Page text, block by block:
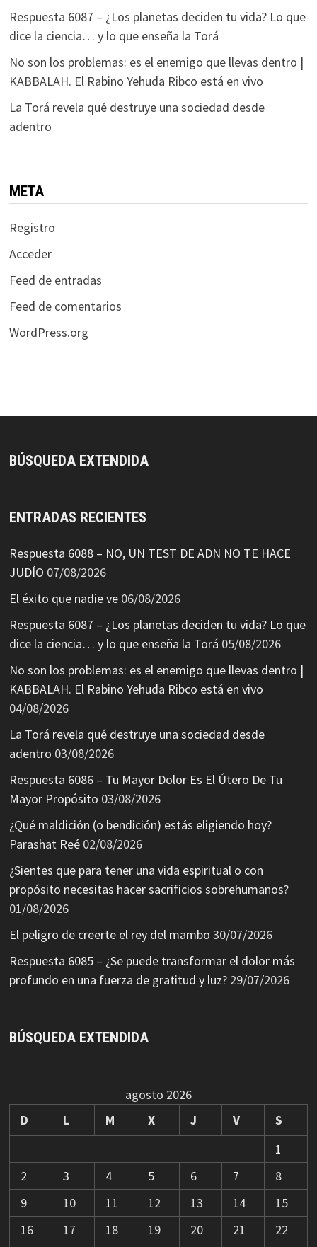
Respuesta 6087 – ¿Los planetas deciden tu vida? Lo que
dice la ciencia… y lo que enseña la Torá
No son los problemas: es el enemigo que llevas dentro |
KABBALAH. El Rabino Yehuda Ribco está en vivo
La Torá revela qué destruye una sociedad desde
adentro
META
Registro
Acceder
Feed de entradas
Feed de comentarios
WordPress.org
BÚSQUEDA EXTENDIDA
ENTRADAS RECIENTES
Respuesta 6088 – NO, UN TEST DE ADN NO TE HACE
JUDÍO 07/08/2026
El éxito que nadie ve 06/08/2026
Respuesta 6087 – ¿Los planetas deciden tu vida? Lo que
dice la ciencia… y lo que enseña la Torá 05/08/2026
No son los problemas: es el enemigo que llevas dentro |
KABBALAH. El Rabino Yehuda Ribco está en vivo
04/08/2026
La Torá revela qué destruye una sociedad desde
adentro 03/08/2026
Respuesta 6086 – Tu Mayor Dolor Es El Útero De Tu
Mayor Propósito 03/08/2026
¿Qué maldición (o bendición) estás eligiendo hoy?
Parashat Reé 02/08/2026
¿Sientes que para tener una vida espiritual o con
propósito necesitas hacer sacrificios sobrehumanos?
01/08/2026
El peligro de creerte el rey del mambo 30/07/2026
Respuesta 6085 – ¿Se puede transformar el dolor más
profundo en una fuerza de gratitud y luz? 29/07/2026
BÚSQUEDA EXTENDIDA
agosto 2026
D
L M X J V
S
1
2
3 4 5 6 7
8
9
10 11 12 13 14
15
16
17 18 19 20 21
22